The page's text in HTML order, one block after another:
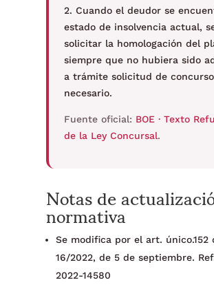
2. Cuando el deudor se
estado de insolvencia actual,
solicitar la homologación del
siempre que no hubiera sido
a trámite solicitud de concurso
necesario.
Fuente oficial: BOE · Texto
de la Ley Concursal.
Notas de
normativa
Se modifica por el art. único.152
16/2022, de 5 de septiembre.
2022-14580